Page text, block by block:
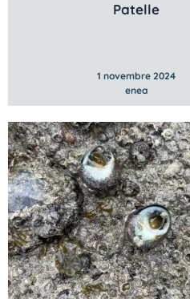
Patelle
1 novembre 2024
enea